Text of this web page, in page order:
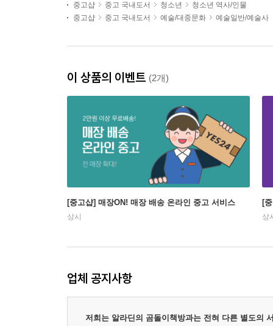
중고샵
중고 국내도서 청소년
청소년 역사/인물
중고샵
중고 국내도서 예술/대중문화 예술일반/예술사
이 상품의 이벤트 (2개)
[중고샵] 매장ON! 매장 배송 온라인 중고 서비스
상시
[
상
업체 공지사항
저희는 알라딘의 곰돌이책방과는 전혀 다른 별도의